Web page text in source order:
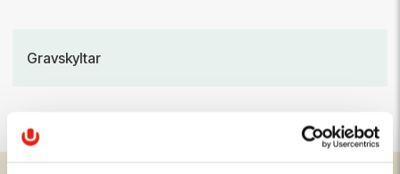
Gravskyltar